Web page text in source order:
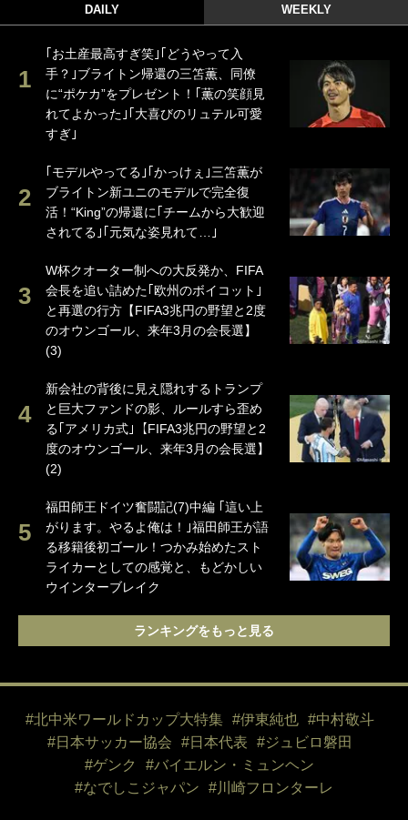
DAILY WEEKLY
｢お土産最高すぎ笑｣｢どうやって入
手？｣ブライトン帰還の三笘薫、同僚
に“ポケカ”をプレゼント！｢薫の笑顔見
れてよかった｣｢大喜びのリュテル可愛
すぎ｣
｢モデルやってる｣｢かっけぇ｣三笘薫が
ブライトン新ユニのモデルで完全復
活！“King”の帰還に｢チームから大歓迎
されてる｣｢元気な姿見れて…｣
W杯クオーター制への大反発か、FIFA
会長を追い詰めた｢欧州のボイコット｣
と再選の行方【FIFA3兆円の野望と2度
のオウンゴール、来年3月の会長選】
(3)
新会社の背後に見え隠れするトランプ
と巨大ファンドの影、ルールすら歪め
る｢アメリカ式｣【FIFA3兆円の野望と2
度のオウンゴール、来年3月の会長選】
(2)
福田師王ドイツ奮闘記(7)中編 ｢這い上
がります。やるよ俺は！｣福田師王が語
る移籍後初ゴール！つかみ始めたスト
ライカーとしての感覚と、もどかしい
ウインターブレイク
ランキングをもっと見る
#北中米ワールドカップ大特集 #伊東純也
#中村敬斗
#日本サッカー協会
#日本代表
#ジュビロ磐田
#ゲンク
#バイエルン・ミュンヘン
#なでしこジャパン
#川崎フロンターレ